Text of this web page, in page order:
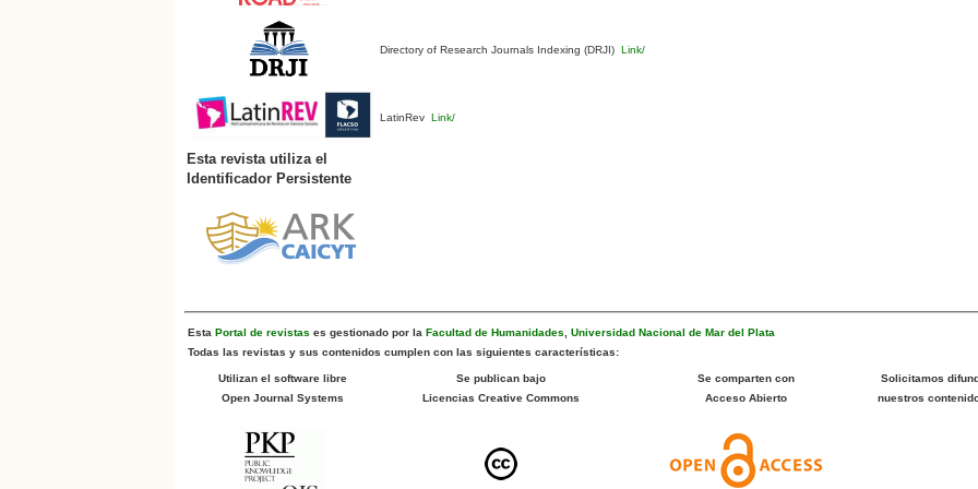
Directory of Research Journals Indexing (DRJI) Link/
LatinRev Link/
Esta revista utiliza el
Identificador Persistente
Esta Portal de revistas es gestionado por la Facultad de Humanidades
Universidad Nacional de Mar del Plata
Todas las revistas y sus contenidos cumplen con las siguientes características:
Utilizan el software libre
Open Journal Systems
Se publican bajo
Licencias Creative Commons
Se comparten con
Acceso Abierto
Solicitamos
nuestros